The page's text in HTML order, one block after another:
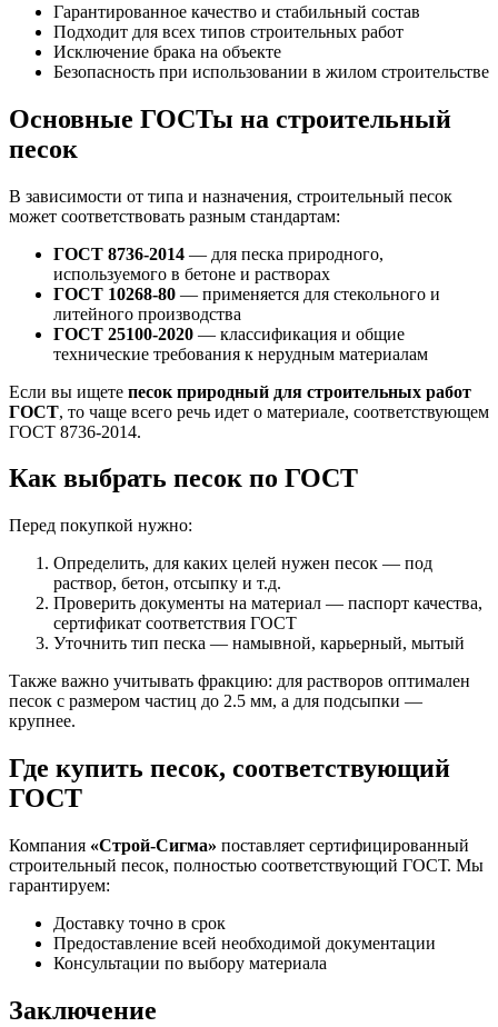
Гарантированное качество и стабильный состав
Подходит для всех типов строительных работ
Исключение брака на объекте
Безопасность при использовании в жилом строительстве
Основные ГОСТы на строительный
песок
В зависимости от типа и назначения, строительный песок
может соответствовать разным стандартам:
ГОСТ 8736-2014 — для песка природного,
используемого в бетоне и растворах
ГОСТ 10268-80 — применяется для стекольного и
литейного производства
ГОСТ 25100-2020 — классификация и общие
технические требования к нерудным материалам
Если вы ищете песок природный для строительных работ
ГОСТ, то чаще всего речь идет о материале, соответствующем
ГОСТ 8736-2014.
Как выбрать песок по ГОСТ
Перед покупкой нужно:
Определить, для каких целей нужен песок — под
раствор, бетон, отсыпку и т.д.
Проверить документы на материал — паспорт качества,
сертификат соответствия ГОСТ
Уточнить тип песка — намывной, карьерный, мытый
Также важно учитывать фракцию: для растворов оптимален
песок с размером частиц до 2.5 мм, а для подсыпки —
крупнее.
Где купить песок, соответствующий
ГОСТ
Компания «Строй-Сигма» поставляет сертифицированный
строительный песок, полностью соответствующий ГОСТ. Мы
гарантируем:
Доставку точно в срок
Предоставление всей необходимой документации
Консультации по выбору материала
Заключение